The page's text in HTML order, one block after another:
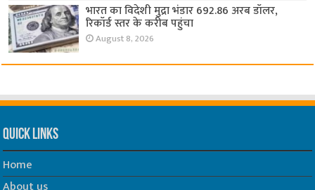
भारत का विदेशी मुद्रा भंडार 692.86 अरब डॉलर,
रिकॉर्ड स्तर के करीब पहुंचा
August 8, 2026
Quick Links
Home